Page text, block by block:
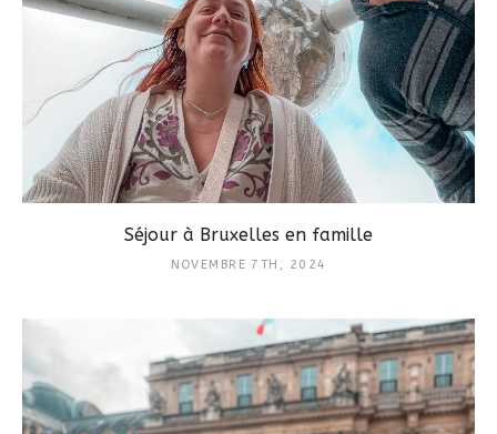
Séjour à Bruxelles en famille
NOVEMBRE 7TH, 2024